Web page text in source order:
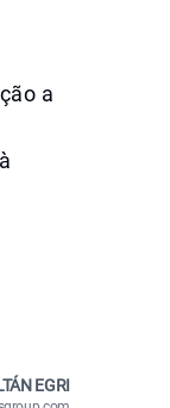
a
EGRI